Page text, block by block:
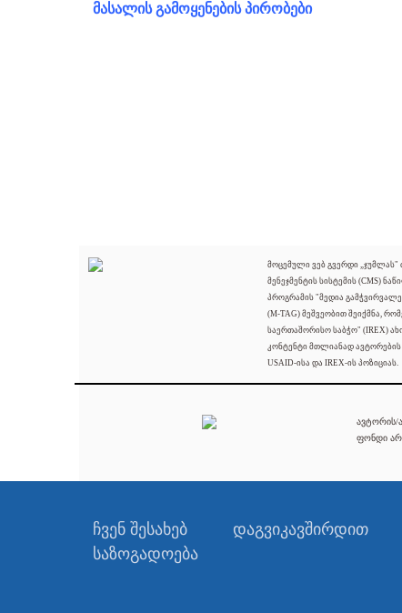
მასალის გამოყენების პირობები
მოცემული ვებ გვერდი
მენეჯმენტის სისტემის (CMS)
პროგრამის "მედია
(M-TAG) მეშვეობით შეიქმნა,
საერთაშორისო საბჭო" (IREX)
კონტენტი მთლიანად ავტორების
USAID-ისა და IREX-ის პოზიციას.
ავტორის/
ფონდი არ
ჩვენ შესახებ
დაგვიკავშირდით
საზოგადოება